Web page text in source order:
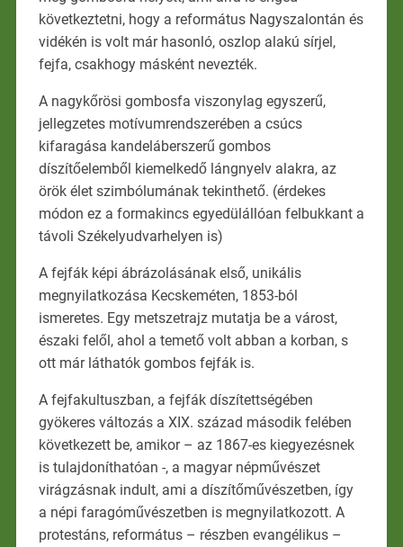
következtetni, hogy a református Nagyszalontán és
vidékén is volt már hasonló, oszlop alakú sírjel,
fejfa, csakhogy másként nevezték.
A nagykőrösi gombosfa viszonylag egyszerű,
jellegzetes motívumrendszerében a csúcs
kifaragása kandeláberszerű gombos
díszítőelemből kiemelkedő lángnyelv alakra, az
örök élet szimbólumának tekinthető. (érdekes
módon ez a formakincs egyedülállóan felbukkant a
távoli Székelyudvarhelyen is)
A fejfák képi ábrázolásának első, unikális
megnyilatkozása Kecskeméten, 1853-ból
ismeretes. Egy metszetrajz mutatja be a várost,
északi felől, ahol a temető volt abban a korban, s
ott már láthatók gombos fejfák is.
A fejfakultuszban, a fejfák díszítettségében
gyökeres változás a XIX. század második felében
következett be, amikor – az 1867-es kiegyezésnek
is tulajdoníthatóan -, a magyar népművészet
virágzásnak indult, ami a díszítőművészetben, így
a népi faragóművészetben is megnyilatkozott. A
protestáns, református – részben evangélikus –